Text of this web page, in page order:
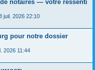
notaires — votre ressenti
juil. 2026 22:10
pour notre dossier
2026 11:44